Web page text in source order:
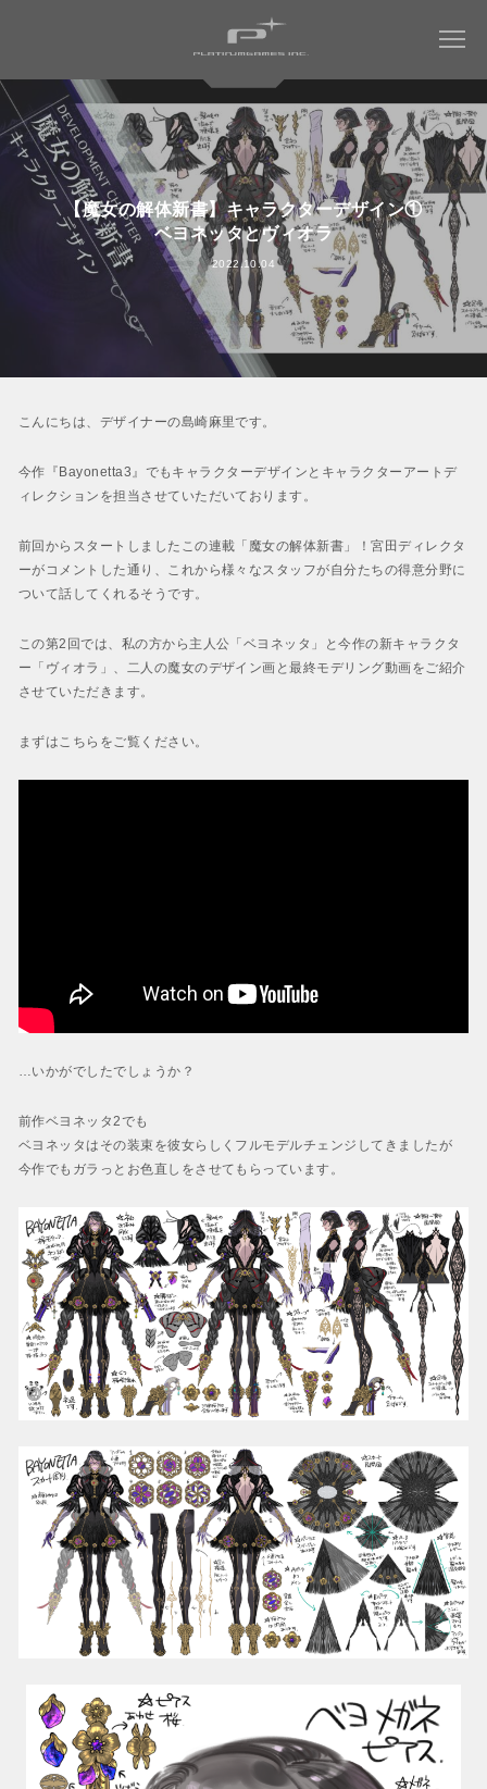
COMPANY
会社情報トップ
会社概要
社長メッセージ
社名について
パーパス ＆ バリュー
アクセス
WORKS
すべてのタイトル
ミュータントタートルズ：ラスト・ローニン
NINJA GAIDEN 4
ベヨネッタ オリジンズ:
BAYONETTA 3
BAYONETTA 2
BAYONETTA
ベヨネッタ
MAGAZINE
RECRUIT
WORK ENVIRONMENT
CONTACT
【魔女の解体新書】キャラクターデザイン①
ベヨネッタとヴィオラ
2022.10.04
こんにちは、デザイナーの島崎麻里です。
今作『Bayonetta3』でもキャラクターデザインとキャラクターアートデ
ィレクションを担当させていただいております。
前回からスタートしましたこの連載「魔女の解体新書」！宮田ディレクタ
ーがコメントした通り、これから様々なスタッフが自分たちの得意分野に
ついて話してくれるそうです。
この第2回では、私の方から主人公「ベヨネッタ」と今作の新キャラクタ
ー「ヴィオラ」、二人の魔女のデザイン画と最終モデリング動画をご紹介
させていただきます。
まずはこちらをご覧ください。
…いかがでしたでしょうか？
前作ベヨネッタ2でも
ベヨネッタはその装束を彼女らしくフルモデルチェンジしてきましたが
今作でもガラっとお色直しをさせてもらっています。